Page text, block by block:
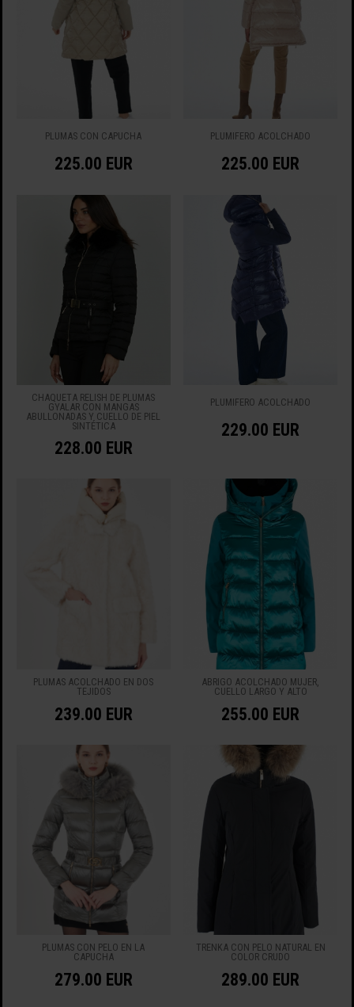
PLUMAS CON CAPUCHA
225.00 EUR
PLUMIFERO ACOLCHADO
225.00 EUR
CHAQUETA RELISH DE PLUMAS
GYALAR CON MANGAS
ABULLONADAS Y CUELLO DE PIEL
SINTÉTICA
228.00 EUR
PLUMIFERO ACOLCHADO
229.00 EUR
PLUMAS ACOLCHADO EN DOS
TEJIDOS
239.00 EUR
ABRIGO ACOLCHADO MUJER,
CUELLO LARGO Y ALTO
255.00 EUR
PLUMAS CON PELO EN LA
CAPUCHA
279.00 EUR
TRENKA CON PELO NATURAL EN
COLOR CRUDO
289.00 EUR